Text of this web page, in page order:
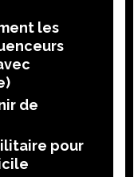
les
de
pour